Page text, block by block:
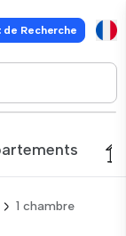
Recherche
1 chambre